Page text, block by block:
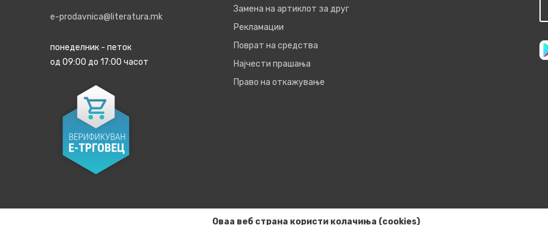
e-prodavnica@literatura.mk
понеделник - петок
од 09:00 до 17:00 часот
Замена на артиклот за друг
Рекламации
Поврат на средства
Најчести прашања
Право на откажување
Оваа веб страна користи колачиња (cookies)